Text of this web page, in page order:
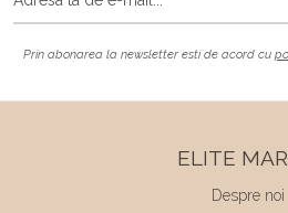
Prin abonarea la newsletter esti de acord cu
ELITE
Despre noi